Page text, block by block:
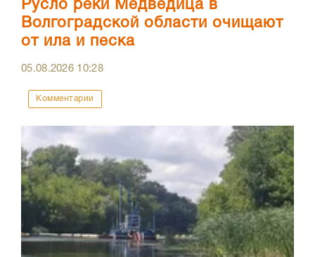
Русло реки Медведица в
Волгоградской области очищают
от ила и песка
05.08.2026 10:28
Комментарии